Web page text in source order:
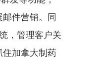
件营销。同
，管理客户关
住加拿大制药